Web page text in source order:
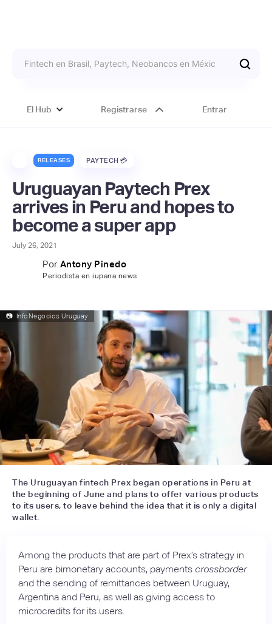
El Hub Registrarse Entrar
RELEASES PAYTECH 💳
Uruguayan Paytech Prex
arrives in Peru and hopes to
become a super app
July 26, 2021
Por Antony Pinedo
Periodista en iupana news
📷 InfoNegocios Uruguay
The Uruguayan fintech Prex began operations in Peru at
the beginning of June and plans to offer various products
to its users, to leave behind the idea that it is only a digital
wallet.
Among the products that are part of Prex’s strategy in
Peru are bimonetary accounts, payments crossborder
and the sending of remittances between Uruguay,
Argentina and Peru, as well as giving access to
microcredits for its users.